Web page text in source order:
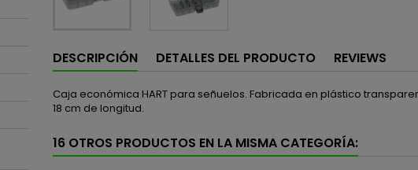
DESCRIPCIÓN DETALLES DEL PRODUCTO REVIEWS
Caja económica HART para señuelos. Fabricada en plástico
18 cm de longitud.
16 OTROS PRODUCTOS EN LA MISMA CATEGORÍA: